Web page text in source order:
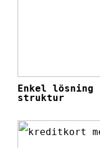
Enkel lösning
struktur